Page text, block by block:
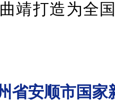
靖打造为全
安顺市国家